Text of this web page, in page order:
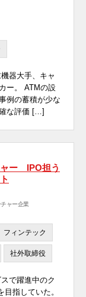
器大手、キャ
ー。 ATMの設
例の蓄積が少な
な評価 […]
ャー IPO担う
ャー企業
フィンテック
社外取締役
で躍進中のク
指していた。